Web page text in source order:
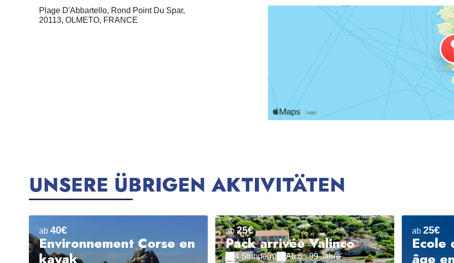
Plage D'Abbartello, Rond Point Du Spar,
20113, OLMETO, FRANCE
UNSERE ÜBRIGEN AKTIVITÄTEN
ab 40€
Environnement Corse en
kayak
ab 25€
Pack arrivée Valinco
4 Stunde(n)
Ab 6 - 99 Jahre
ab 25€
Ecole
âge